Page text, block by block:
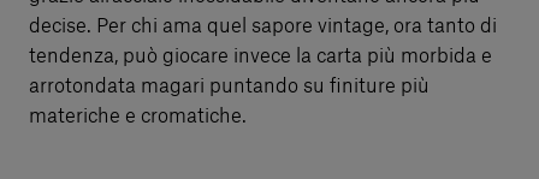
decise. Per chi ama quel sapore vintage, ora tanto di
tendenza, può giocare invece la carta più morbida e
arrotondata magari puntando su finiture più
materiche e cromatiche.